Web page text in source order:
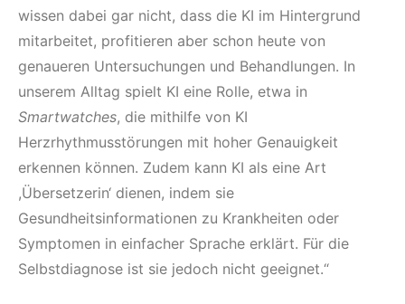
wissen dabei gar nicht, dass die KI im Hintergrund
mitarbeitet, profitieren aber schon heute von
genaueren Untersuchungen und Behandlungen. In
unserem Alltag spielt KI eine Rolle, etwa in
Smartwatches, die mithilfe von KI
Herzrhythmusstörungen mit hoher Genauigkeit
erkennen können. Zudem kann KI als eine Art
,Übersetzerin‘ dienen, indem sie
Gesundheitsinformationen zu Krankheiten oder
Symptomen in einfacher Sprache erklärt. Für die
Selbstdiagnose ist sie jedoch nicht geeignet.“